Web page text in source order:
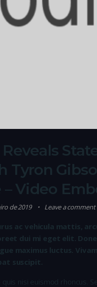
Tyron
– Video
de 2019 Leave a comment
ac vehicula mattis,
dui mi eget elit.
maximus luctus.
suscipit.
nisi euismod rhoncus.